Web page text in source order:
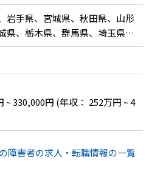
岩手県、宮城県、秋田県、山形
県、栃木県、群馬県、埼玉県、
神奈川県、新潟県、富山県、石
梨県、長野県、岐阜県、静岡
県、滋賀県、京都府、大阪府、
和歌山県、鳥取県、島根県、岡
口県、徳島県、香川県、愛媛
県、佐賀県、長崎県、熊本県、
鹿児島県、沖縄県
~ 330,000円 (年収： 252万円 ~ 4
障害者の求人・転職情報の一覧